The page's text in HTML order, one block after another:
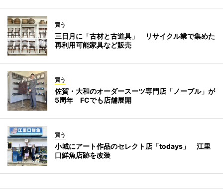
買う
三日月に「古材と古道具」 リサイクル業で集めた
再利用可能家具など販売
買う
佐賀・大和のオーダースーツ専門店「ノーブル」が
5周年 FCでも店舗展開
買う
小城にアート作品のセレクト店「todays」 江里
口鮮魚店跡を改装